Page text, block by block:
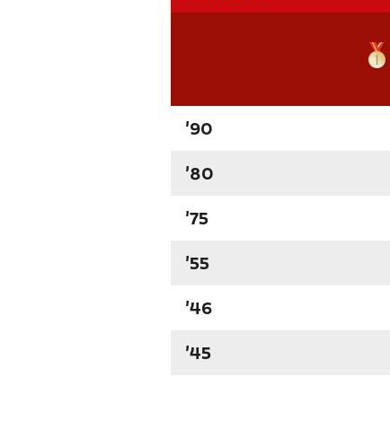
'90
'80
'75
'55
'46
'45